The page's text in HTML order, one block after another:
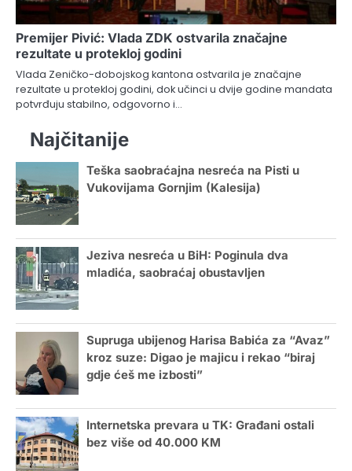
Premijer Pivić: Vlada ZDK ostvarila značajne
rezultate u protekloj godini
Vlada Zeničko-dobojskog kantona ostvarila je značajne
rezultate u protekloj godini, dok učinci u dvije godine mandata
potvrđuju stabilno, odgovorno i…
Najčitanije
Teška saobraćajna nesreća na Pisti u
Vukovijama Gornjim (Kalesija)
Jeziva nesreća u BiH: Poginula dva
mladića, saobraćaj obustavljen
Supruga ubijenog Harisa Babića za “Avaz”
kroz suze: Digao je majicu i rekao “biraj
gdje ćeš me izbosti”
Internetska prevara u TK: Građani ostali
bez više od 40.000 KM